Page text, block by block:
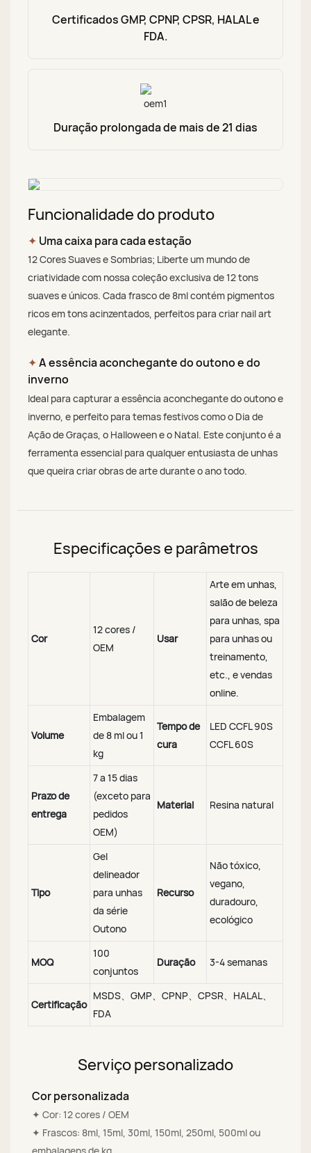
Certificados GMP, CPNP, CPSR, HALAL e
FDA.
Duração prolongada de mais de 21 dias
Funcionalidade do produto
✦ Uma caixa para cada estação
12 Cores Suaves e Sombrias; Liberte um mundo de
criatividade com nossa coleção exclusiva de 12 tons
suaves e únicos. Cada frasco de 8ml contém pigmentos
ricos em tons acinzentados, perfeitos para criar nail art
elegante.
✦A essência aconchegante do outono e do
inverno
Ideal para capturar a essência aconchegante do outono e
inverno, e perfeito para temas festivos como o Dia de
Ação de Graças, o Halloween e o Natal. Este conjunto é a
ferramenta essencial para qualquer entusiasta de unhas
que queira criar obras de arte durante o ano todo.
Especificações e parâmetros
Cor
12 cores /
OEM
Usar
Arte em unhas,
salão de beleza
para unhas, spa
para unhas ou
treinamento,
etc., e vendas
online.
Volume
Embalagem
de 8 ml ou 1
kg
Tempo de
cura
LED CCFL 90S
CCFL 60S
Prazo de
entrega
7 a 15 dias
(exceto para
pedidos
OEM)
Material Resina natural
Tipo
Gel
delineador
para unhas
da série
Outono
Recurso
Não tóxico,
vegano,
duradouro,
ecológico
MOQ
100
conjuntos
Duração 3-4 semanas
Certificação
MSDS、GMP、CPNP、CPSR、HALAL、
FDA
Serviço personalizado
Cor personalizada
✦ Cor: 12 cores / OEM
✦ Frascos: 8ml, 15ml, 30ml, 150ml, 250ml, 500ml ou